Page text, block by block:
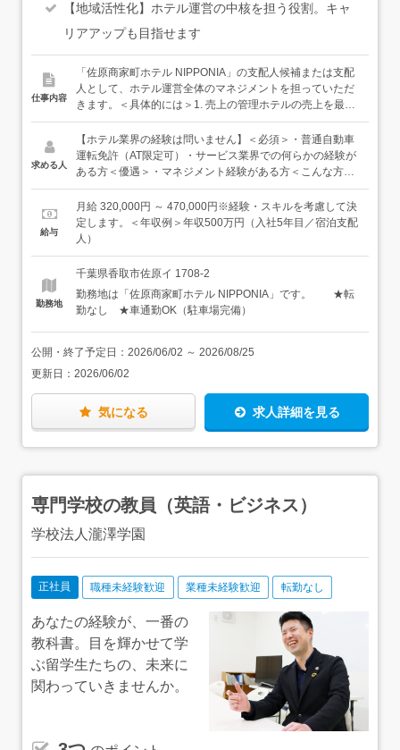
【地域活性化】ホテル運営の中核を担う役割。キャ
リアアップも目指せます
仕事内容
「佐原商家町ホテル NIPPONIA」の支配人候補または支配
人として、ホテル運営全体のマネジメントを担っていただ
きます。＜具体的には＞1. 売上の管理ホテルの売上を最大
化するための施策を考え、運営に落とし込みます。レスト
ランで提供するドリンクや料理の構成を見直したり、宿泊
プランを企画したり。「どうしたらお客様にもっと喜んで
いただけるか」を考えながら、数字をつくっていく仕事で
り、スタッフが能動的に動けるように環境を整えます。自
分自身もフロントやレストランで直接お客様の前に立ち、
対応することもあります。「また来たい」と思っていただ
管理スタッフの教育・育成、シフトや業務の進捗管理な
ど、メンバーが気持ちよく働ける組織づくりを担います。
少人数のチームなので、一人ひとりとじっくり向き合える
距離感です。4.お客様の送迎ご宿泊するお客様の送迎を行
います。運転するのはミニバンです。＜入社後は＞Webで
の座学研修のほか、本社研修も予定しております。ホテル
ます。＜ゆくゆくは…＞支配人としてホテル全体を任され
るようになった先にも、複数のキャリアパスがあります。
ライフステージや希望に合わせてキャリアを築いていける
環境です。・マネージャーへの昇格・営業職、マーケティ
求める人
【ホテル業界の経験は問いません】＜必須＞・普通自動車
運転免許（AT限定可）・サービス業界での何らかの経験が
ある方＜優遇＞・マネジメント経験がある方＜こんな方に
向いています＞・地域活性化に興味がある方・キャリアア
ップを目指したい方
給与
月給 320,000円 ～ 470,000円※経験・スキルを考慮して決
定します。＜年収例＞年収500万円（入社5年目／宿泊支配
人）
勤務地
千葉県香取市佐原イ 1708-2
勤務地は「佐原商家町ホテル NIPPONIA」です。 ★転
勤なし ★車通勤OK（駐車場完備）
公開・終了予定日： 2026/06/02 ～ 2026/08/25
更新日： 2026/06/02
気になる 求人詳細を見る
専門学校の教員（英語・ビジネス）
学校法人瀧澤学園
正社員 職種未経験歓迎 業種未経験歓迎 転勤なし
あなたの経験が、一番の
教科書。目を輝かせて学
ぶ留学生たちの、未来に
関わっていきませんか。